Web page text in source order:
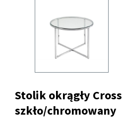
Stolik okrągły Cross
szkło/chromowany